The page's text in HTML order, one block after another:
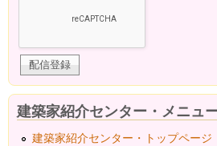
建築家紹介センター・メニュ
建築家紹介センター・トップページ